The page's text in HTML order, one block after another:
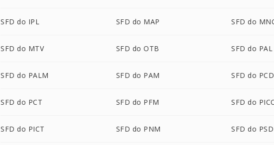
SFD do IPL SFD do MAP SFD do
SFD do MTV SFD do OTB SFD do PAL
SFD do PALM SFD do PAM SFD do PCD
SFD do PCT SFD do PFM SFD do
SFD do PICT SFD do PNM SFD do PSD